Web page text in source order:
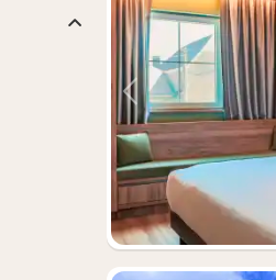
Vorige foto